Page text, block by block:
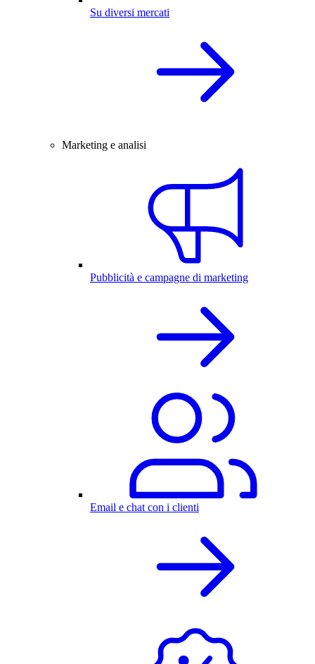
Su diversi mercati
Marketing e analisi
Pubblicità e campagne di marketing
Email e chat con i clienti